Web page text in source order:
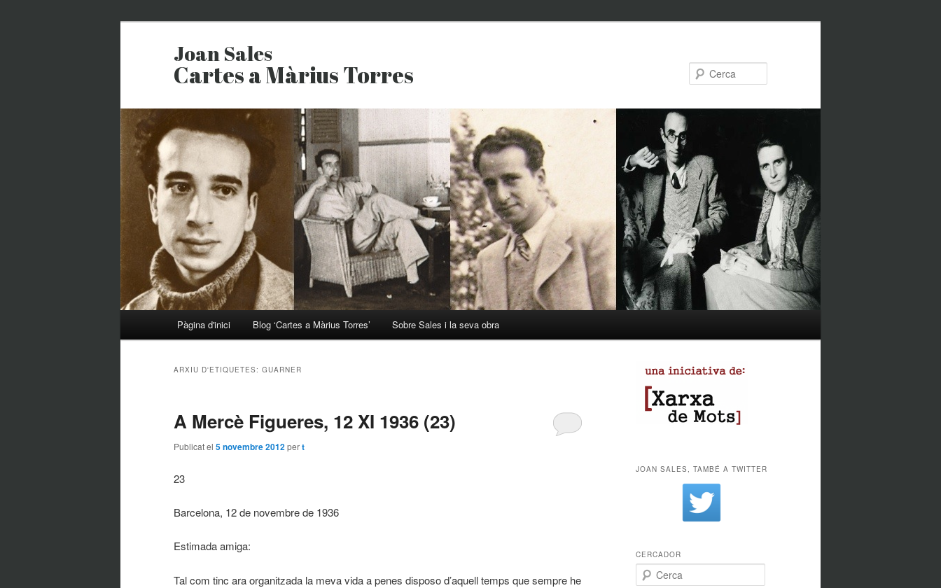
Joan Sales
Cartes a Màrius Torres
Aneu al contingut principal
Aneu al contingut secundari
Pàgina d'inici Blog ‘Cartes a Màrius Torres’ Sobre Sales i la seva obra
ARXIU D'ETIQUETES: GUARNER
A Mercè Figueres, 12 XI 1936 (23)
Publicat el 5 novembre 2012pert
23
Barcelona, 12 de novembre de 1936
Estimada amiga:
Tal com tinc ara organitzada la meva vida a penes disposo d’aquell temps que sempre he
JOAN SALES, TAMBÉ A TWITTER
CERCADOR
Cerca